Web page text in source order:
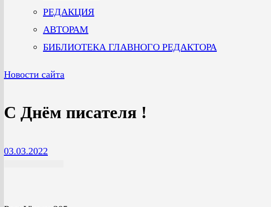
РЕДАКЦИЯ
АВТОРАМ
БИБЛИОТЕКА ГЛАВНОГО РЕДАКТОРА
Новости сайта
С Днём писателя !
03.03.2022